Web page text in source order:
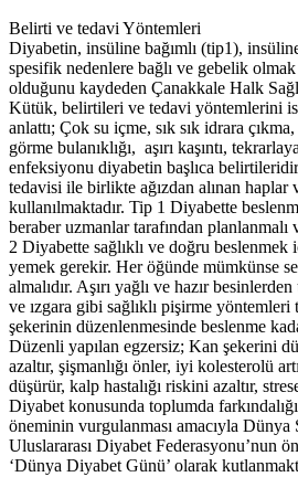
Belirti ve tedavi Yöntemleri
Diyabetin, insüline bağımlı (tip1),
spesifik nedenlere bağlı ve gebelik
olduğunu kaydeden Çanakkale Halk
Kütük, belirtileri ve tedavi yöntemlerini
anlattı; Çok su içme, sık sık idrara
görme bulanıklığı, aşırı kaşıntı,
enfeksiyonu diyabetin başlıca
tedavisi ile birlikte ağızdan alınan haplar
kullanılmaktadır. Tip 1 Diyabette
beraber uzmanlar tarafından planlanmalı
2 Diyabette sağlıklı ve doğru
yemek gerekir. Her öğünde mümkünse
almalıdır. Aşırı yağlı ve hazır
ve ızgara gibi sağlıklı pişirme
şekerinin düzenlenmesinde beslenme
Düzenli yapılan egzersiz; Kan şekerini
azaltır, şişmanlığı önler, iyi kolesterolü
düşürür, kalp hastalığı riskini azaltır, strese
Diyabet konusunda toplumda
öneminin vurgulanması amacıyla Dünya
Uluslararası Diyabet Federasyonu’nun
‘Dünya Diyabet Günü’ olarak